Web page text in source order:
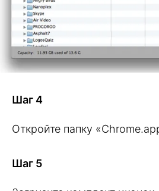
Шаг 4
Откройте папку
Шаг 5